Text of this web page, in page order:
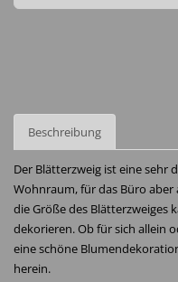
Beschreibung
Der Blätterzweig ist eine sehr
Wohnraum, für das Büro
die Größe des Blätterzweiges
dekorieren. Ob für sich allein
eine schöne
herein.